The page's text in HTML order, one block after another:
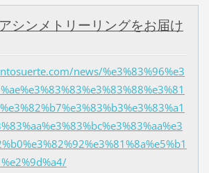
シンメトリーリングをお届け
news/%e3%83%96%e3